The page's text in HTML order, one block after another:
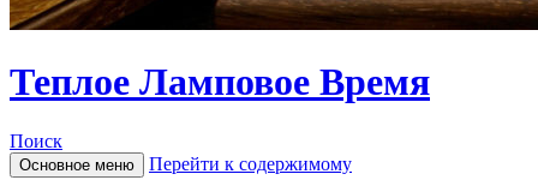
Теплое Ламповое Время
Поиск
Основное меню Перейти к содержимому